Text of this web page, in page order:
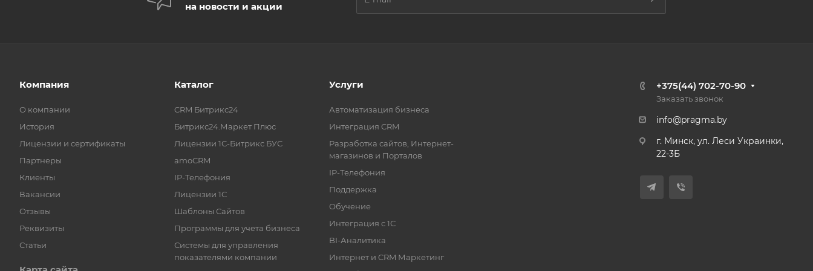
на новости и акции
Компания
О компании
История
Лицензии и сертификаты
Партнеры
Клиенты
Вакансии
Отзывы
Реквизиты
Статьи
Каталог
CRM Битрикс24
Битрикс24.Маркет Плюс
Лицензии 1С-Битрикс БУС
amoCRM
IP-Телефония
Лицензии 1С
Шаблоны Сайтов
Программы для учета бизнеса
Системы для управления
показателями компании
Услуги
Автоматизация бизнеса
Интеграция CRM
Разработка сайтов, Интернет-
магазинов и Порталов
IP-Телефония
Поддержка
Обучение
Интеграция с 1С
BI-Аналитика
Интернет и CRM Маркетинг
+375(44) 702-70-90
Заказать звонок
info@pragma.by
г. Минск, ул. Леси Украинки,
22-3Б